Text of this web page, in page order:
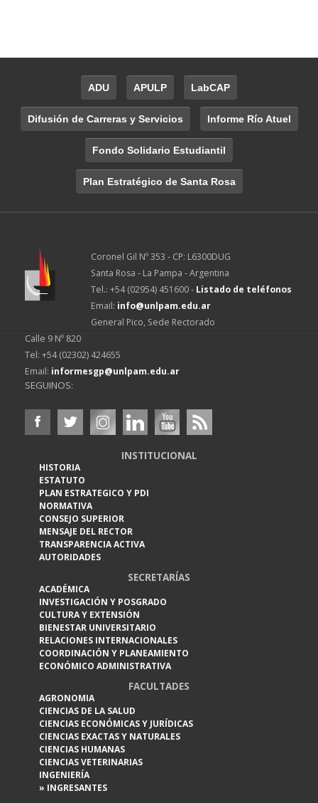
ADU APULP LabCAP
Difusión de Carreras y Servicios Informe Río Atuel
Fondo Solidario Estudiantil
Plan Estratégico de Santa Rosa
Coronel Gil Nº 353 - CP: L6300DUG
Santa Rosa - La Pampa - Argentina
Tel.: +54 (02954) 451600 - Listado de teléfonos
Email: info@unlpam.edu.ar
General Pico, Sede Rectorado
Calle 9 Nº 820
Tel: +54 (02302) 424655
Email: informesgp@unlpam.edu.ar
SEGUINOS:
INSTITUCIONAL
HISTORIA
ESTATUTO
PLAN ESTRATEGICO Y PDI
NORMATIVA
CONSEJO SUPERIOR
MENSAJE DEL RECTOR
TRANSPARENCIA ACTIVA
AUTORIDADES
SECRETARÍAS
ACADÉMICA
INVESTIGACIÓN Y POSGRADO
CULTURA Y EXTENSIÓN
BIENESTAR UNIVERSITARIO
RELACIONES INTERNACIONALES
COORDINACIÓN Y PLANEAMIENTO
ECONÓMICO ADMINISTRATIVA
FACULTADES
AGRONOMIA
CIENCIAS DE LA SALUD
CIENCIAS ECONÓMICAS Y JURÍDICAS
CIENCIAS EXACTAS Y NATURALES
CIENCIAS HUMANAS
CIENCIAS VETERINARIAS
INGENIERÍA
» INGRESANTES